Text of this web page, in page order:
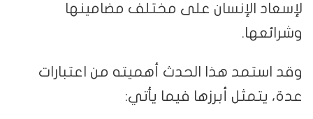
لإسعاد الإنسان على مختلف مضامينها
وشرائعها.
وقد استمد هذا الحدث أهميته من اعتبارات
عدة، يتمثل أبرزها فيما يأتي: